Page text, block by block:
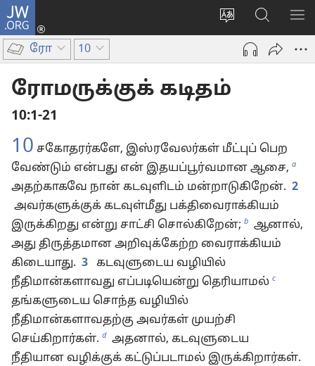
JW.ORG
மொழியை
மாற்றவும்
உள்நுழைக
window)
JW.ORG-
ல்
தேடவும்
ரோ 10
ரோமருக்குக் கடிதம்
10:1-21
10 சகோதரர்களே, இஸ்ரவேலர்கள் மீட்புப் பெற
வேண்டும் என்பது என் இதயப்பூர்வமான ஆசை, a
அதற்காகவே நான் கடவுளிடம் மன்றாடுகிறேன். 2
அவர்களுக்குக் கடவுள்மீது பக்திவைராக்கியம்
இருக்கிறது என்று சாட்சி சொல்கிறேன்; b ஆனால்,
அது திருத்தமான அறிவுக்கேற்ற வைராக்கியம்
கிடையாது. 3 கடவுளுடைய வழியில்
நீதிமான்களாவது எப்படியென்று தெரியாமல் c
தங்களுடைய சொந்த வழியில்
நீதிமான்களாவதற்கு அவர்கள் முயற்சி
செய்கிறார்கள். d அதனால், கடவுளுடைய
நீதியான வழிக்குக் கட்டுப்படாமல் இருக்கிறார்கள்.